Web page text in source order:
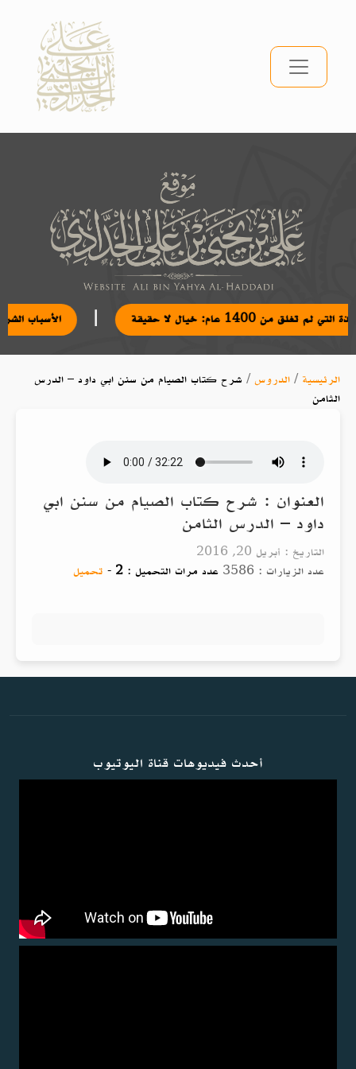
الأسباب التي لم تغلق من 1400 عام: خيال لا حقيقة
الرئيسية / الدروس/ شرح كتاب الصيام من سنن ابي داود – الدرس
الثامن
العنوان : شرح كتاب الصيام من سنن ابي
داود – الدرس الثامن
التاريخ : أبريل 20, 2016
عدد الزيارات : 3586
عدد مرات التحميل : 2
- تحميل
أحدث فيديوهات قناة اليوتيوب